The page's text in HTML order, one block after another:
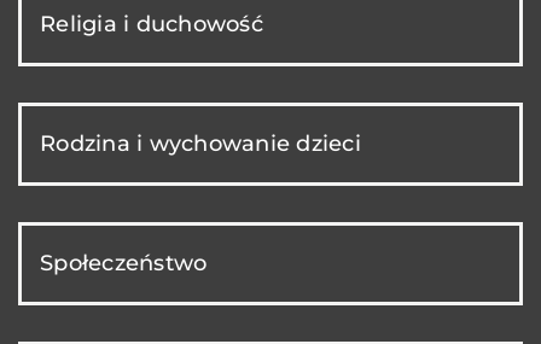
Religia i duchowość
Rodzina i wychowanie dzieci
Społeczeństwo